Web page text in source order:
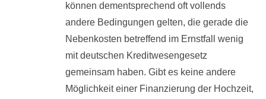
können dementsprechend oft vollends
andere Bedingungen gelten, die gerade die
Nebenkosten betreffend im Ernstfall wenig
mit deutschen Kreditwesengesetz
gemeinsam haben. Gibt es keine andere
Möglichkeit einer Finanzierung der Hochzeit,